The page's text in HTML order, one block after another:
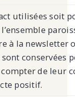
utilisées soit
à la newsletter
conservées
de leur
positif.